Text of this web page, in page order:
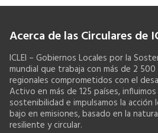
Acerca de las Circulares de
ICLEI – Gobiernos Locales por la
mundial que trabaja con más de 2
regionales comprometidos con el
Activo en más de 125 países,
sostenibilidad e impulsamos la acción
bajo en emisiones, basado en la
resiliente y circular.